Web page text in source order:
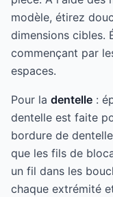
modèle, étirez
dimensions cibles.
commençant par
espaces.
Pour la dentelle :
dentelle est faite
bordure de
que les fils de
un fil dans les
chaque extrémité